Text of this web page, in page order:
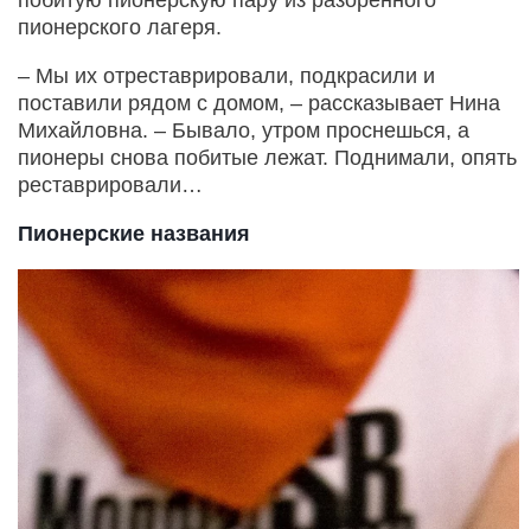
пионерского лагеря.
– Мы их отреставрировали, подкрасили и
поставили рядом с домом, – рассказывает Нина
Михайловна. – Бывало, утром проснешься, а
пионеры снова побитые лежат. Поднимали, опять
реставрировали…
Пионерские названия